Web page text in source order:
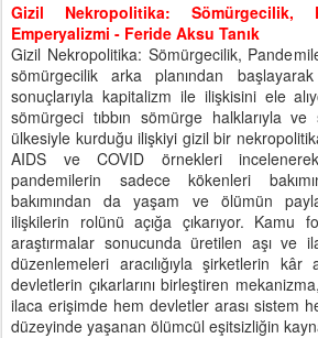
Gizil Nekropolitika: Sömürgecilik,
Emperyalizmi - Feride Aksu Tanık
Gizil Nekropolitika: Sömürgecilik,
sömürgecilik arka planından
sonuçlarıyla kapitalizm ile ilişkisini ele
sömürgeci tıbbın sömürge halklarıyla
ülkesiyle kurduğu ilişkiyi gizil bir
AIDS ve COVID örnekleri
pandemilerin sadece kökenleri
bakımından da yaşam ve ölümün
ilişkilerin rolünü açığa çıkarıyor. Kamu
araştırmalar sonucunda üretilen aşı ve
düzenlemeleri aracılığıyla şirketlerin kâr
devletlerin çıkarlarını birleştiren
ilaca erişimde hem devletler arası sistem
düzeyinde yaşanan ölümcül eşitsizliğin